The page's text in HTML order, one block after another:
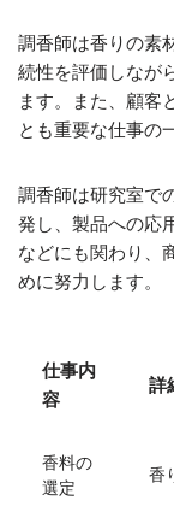
調香師は香りの素
続性を評価しなが
ます。また、顧客
とも重要な仕事の
調香師は研究室で
発し、製品への応
などにも関わり、
めに努力します。
仕事内
容
詳
香料の
選定
香